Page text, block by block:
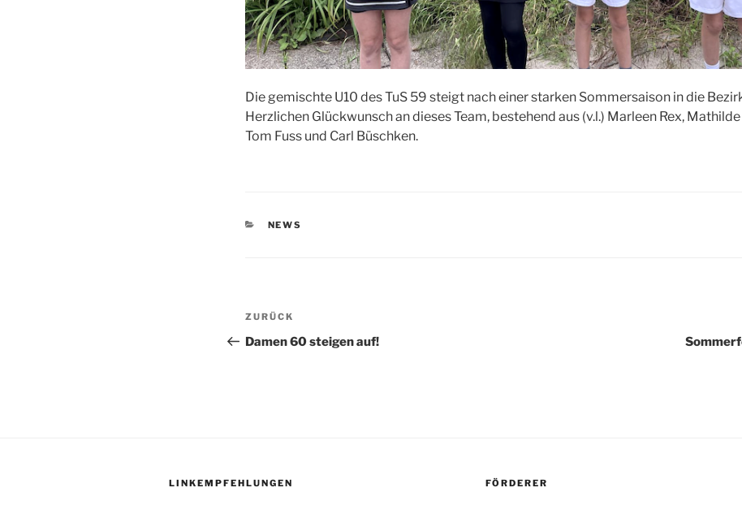
Die gemisch­te U10 des TuS 59 steigt nach einer star­ken Som­mer­sai­son in die
Herz­li­chen Glück­wunsch an die­ses Team, bestehend aus (v.l.) Mar­leen Rex,
Tom Fuss und Carl Büschken.
KATEGORIEN
NEWS
Beitragsnavigation
Vorheriger
Beitrag
ZURÜCK
Damen 60 steigen auf!
LINKEMPFEHLUNGEN FÖRDERER